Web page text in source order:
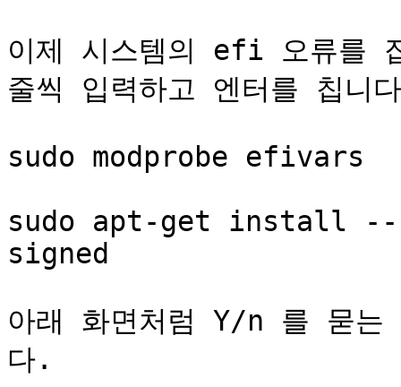
이제 시스템의 efi 오류를
줄씩 입력하고 엔터를 칩니
sudo modprobe efivars
sudo apt-get install
signed
아래 화면처럼 Y/n 를 묻는
다.